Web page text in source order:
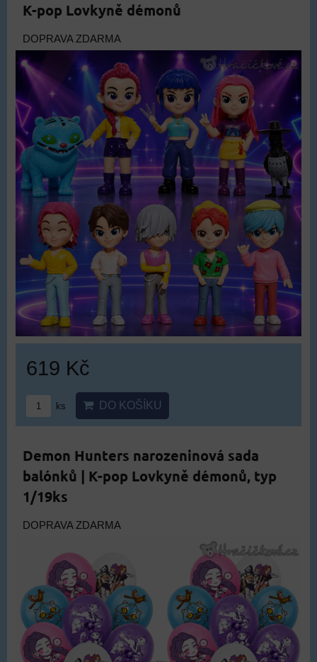
K-pop Lovkyně démonů
DOPRAVA ZDARMA
619 Kč
ks DO KOŠÍKU
Demon Hunters narozeninová sada
balónků | K-pop Lovkyně démonů, typ
1/19ks
DOPRAVA ZDARMA